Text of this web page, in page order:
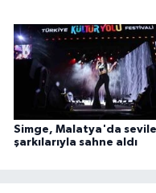
Simge, Malatya'da
şarkılarıyla sahne aldı